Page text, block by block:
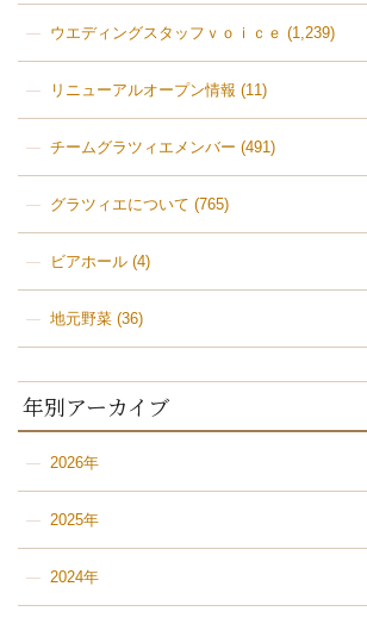
ウエディングスタッフｖｏｉｃｅ (1,239)
リニューアルオープン情報 (11)
チームグラツィエメンバー (491)
グラツィエについて (765)
ビアホール(4)
地元野菜(36)
年別アーカイブ
2026年
2025年
2024年